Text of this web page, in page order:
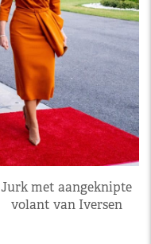
Jurk met aangeknipte
volant van Iversen